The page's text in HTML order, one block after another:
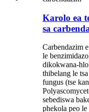
Karolo ea
sa
Carbendazim
le
dikokwana-
thibelang le
fungus (tse
sebediswa
phekola peo